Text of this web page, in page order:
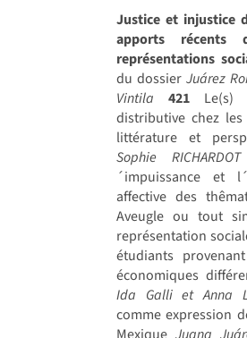
Justice et injustice
apports
représentations
du dossierJuárez
Vintila
421Le(s)
distributive chez
littérature et
Sophie RICHARDOT
´impuissance et
affective des
Aveugle ou tout
représentation
étudiants
économiques
Ida Galli et Anna
comme expression